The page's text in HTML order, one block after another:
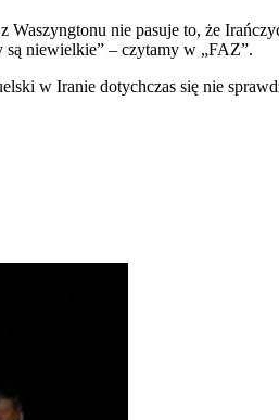
nie pasuje to, że
są niewielkie” – czytamy w „FAZ”.
w Iranie dotychczas się nie